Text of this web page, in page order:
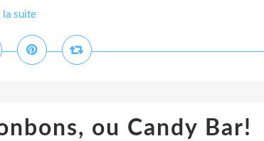
la suite
ou Candy Bar!